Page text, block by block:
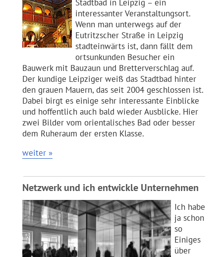
Stadtbad in Leipzig – ein
interessanter Veranstaltungsort.
Wenn man unterwegs auf der
Eutritzscher Straße in Leipzig
stadteinwärts ist, dann fällt dem
ortsunkunden Besucher ein
Bauwerk mit Bauzaun und Bretterverschlag auf.
Der kundige Leipziger weiß das Stadtbad hinter
den grauen Mauern, das seit 2004 geschlossen ist.
Dabei birgt es einige sehr interessante Einblicke
und hoffentlich auch bald wieder Ausblicke. Hier
zwei Bilder vom orientalisches Bad oder besser
dem Ruheraum der ersten Klasse.
weiter »
Netzwerk und ich entwickle Unternehmen
Ich habe
ja schon
so
Einiges
über